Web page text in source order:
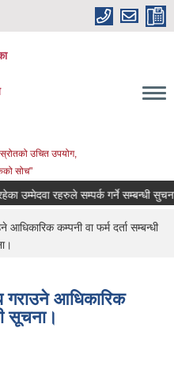
उचित उपयोग,
सोच"
रहरुले सम्पर्क गर्ने सम्बन्धी सुचना।
कम्पनी वा फर्म दर्ता सम्बन्धी
गराउने आधिकारिक
सूचना।